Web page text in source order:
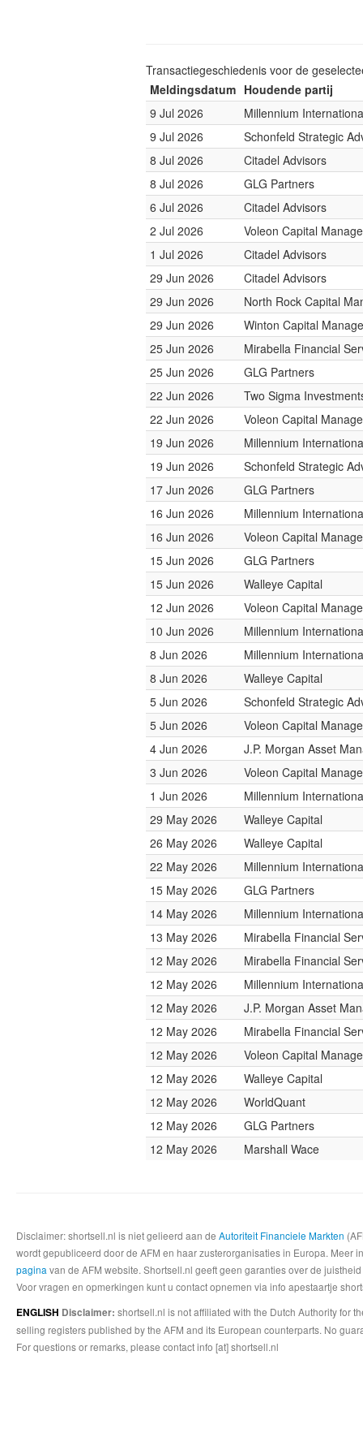
Transactiegeschiedenis voor de
Meldingsdatum Houdende partij
9 Jul 2026
Millennium
9 Jul 2026
Schonfeld Strategic
8 Jul 2026
Citadel Advisors
8 Jul 2026
GLG Partners
6 Jul 2026
Citadel Advisors
2 Jul 2026
Voleon Capital
1 Jul 2026
Citadel Advisors
29 Jun 2026
Citadel Advisors
29 Jun 2026
North Rock Capital
29 Jun 2026
Winton Capital
25 Jun 2026
Mirabella Financial
25 Jun 2026
GLG Partners
22 Jun 2026
Two Sigma
22 Jun 2026
Voleon Capital
19 Jun 2026
Millennium
19 Jun 2026
Schonfeld Strategic
17 Jun 2026
GLG Partners
16 Jun 2026
Millennium
16 Jun 2026
Voleon Capital
15 Jun 2026
GLG Partners
15 Jun 2026
Walleye Capital
12 Jun 2026
Voleon Capital
10 Jun 2026
Millennium
8 Jun 2026
Millennium
8 Jun 2026
Walleye Capital
5 Jun 2026
Schonfeld Strategic
5 Jun 2026
Voleon Capital
4 Jun 2026
J.P. Morgan Asset
3 Jun 2026
Voleon Capital
1 Jun 2026
Millennium
29 May 2026
Walleye Capital
26 May 2026
Walleye Capital
22 May 2026
Millennium
15 May 2026
GLG Partners
14 May 2026
Millennium
13 May 2026
Mirabella Financial
12 May 2026
Mirabella Financial
12 May 2026
Millennium
12 May 2026
J.P. Morgan Asset
12 May 2026
Mirabella Financial
12 May 2026
Voleon Capital
12 May 2026
Walleye Capital
12 May 2026
WorldQuant
12 May 2026
GLG Partners
12 May 2026
Marshall Wace
Disclaimer: shortsell.nl is niet gelieerd aan de Autoriteit Financiele Markten
wordt gepubliceerd door de AFM en haar zusterorganisaties in Europa.
pagina van de AFM website. Shortsell.nl geeft geen garanties over de
Voor vragen en opmerkingen kunt u contact opnemen via info apestaartje
ENGLISH Disclaimer: shortsell.nl is not affiliated with the Dutch Authority for
selling registers published by the AFM and its European counterparts. No
For questions or remarks, please contact info [at] shortsell.nl